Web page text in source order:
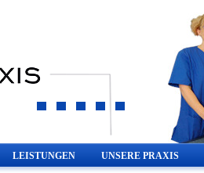
LEISTUNGEN UNSERE PRAXIS